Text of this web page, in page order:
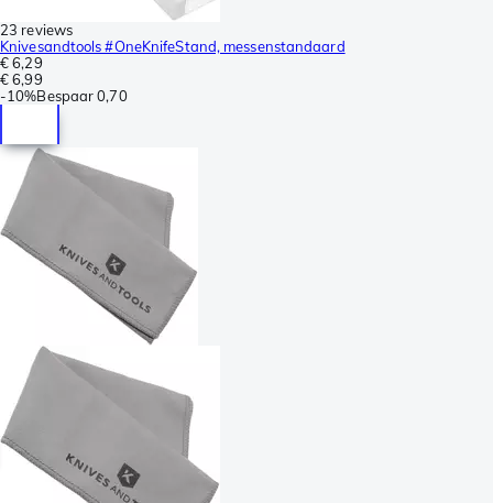
23 reviews
Knivesandtools #OneKnifeStand, messenstandaard
€ 6,29
€ 6,99
-10%Bespaar 0,70